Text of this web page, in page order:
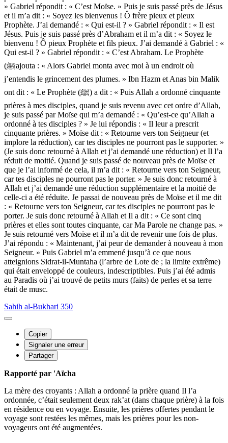
» Gabriel répondit : « C’est Moïse. » Puis je suis passé près de Jésus
et il m’a dit : « Soyez les bienvenus ! Ô frère pieux et pieux
Prophète. J’ai demandé : « Qui est-il ? » Gabriel répondit : « Il est
Jésus. Puis je suis passé près d’Abraham et il m’a dit : « Soyez le
bienvenu ! Ô pieux Prophète et fils pieux. J’ai demandé à Gabriel : «
Qui est-il ? » Gabriel répondit : « C’est Abraham. Le Prophète
(ﷺajouta : « Alors Gabriel monta avec moi à un endroit où
j’entendis le grincement des plumes. » Ibn Hazm et Anas bin Malik
ont dit : « Le Prophète (ﷺ) a dit : « Puis Allah a ordonné cinquante
prières à mes disciples, quand je suis revenu avec cet ordre d’Allah,
je suis passé par Moïse qui m’a demandé : « Qu’est-ce qu’Allah a
ordonné à tes disciples ? » Je lui répondis : « Il leur a prescrit
cinquante prières. » Moïse dit : « Retourne vers ton Seigneur (et
implore la réduction), car tes disciples ne pourront pas le supporter. »
(Je suis donc retourné à Allah et j’ai demandé une réduction) et Il l’a
réduit de moitié. Quand je suis passé de nouveau près de Moïse et
que je l’ai informé de cela, il m’a dit : « Retourne vers ton Seigneur,
car tes disciples ne pourront pas le porter. » Je suis donc retourné à
Allah et j’ai demandé une réduction supplémentaire et la moitié de
celle-ci a été réduite. Je passai de nouveau près de Moïse et il me dit
: « Retourne vers ton Seigneur, car tes disciples ne pourront pas le
porter. Je suis donc retourné à Allah et Il a dit : « Ce sont cinq
prières et elles sont toutes cinquante, car Ma Parole ne change pas. »
Je suis retourné vers Moïse et il m’a dit de revenir une fois de plus.
J’ai répondu : « Maintenant, j’ai peur de demander à nouveau à mon
Seigneur. » Puis Gabriel m’a emmené jusqu’à ce que nous
atteignions Sidrat-il-Muntaha (l’arbre de Lote de ; la limite extrême)
qui était enveloppé de couleurs, indescriptibles. Puis j’ai été admis
au Paradis où j’ai trouvé de petits murs (faits) de perles et sa terre
était de musc.
Sahih al-Bukhari 350
Copier
Signaler une erreur
Partager
Rapporté par 'Aïcha
La mère des croyants : Allah a ordonné la prière quand Il l’a
ordonnée, c’était seulement deux rak’at (dans chaque prière) à la fois
en résidence ou en voyage. Ensuite, les prières offertes pendant le
voyage sont restées les mêmes, mais les prières pour les non-
voyageurs ont été augmentées.